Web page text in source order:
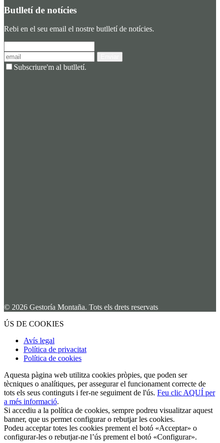
Butlletí de notícies
Rebi en el seu email el nostre butlletí de notícies.
Subscriure'm al butlletí.
© 2026 Gestoría Montaña. Tots els drets reservats
ÚS DE COOKIES
Avís legal
Política de privacitat
Política de cookies
Aquesta pàgina web utilitza cookies pròpies, que poden ser
tècniques o analítiques, per assegurar el funcionament correcte de
tots els seus continguts i fer-ne seguiment de l'ús. Feu clic AQUÍ per
a més informació.
Si accediu a la política de cookies, sempre podreu visualitzar aquest
banner, que us permet configurar o rebutjar les cookies.
Podeu acceptar totes les cookies prement el botó «Acceptar» o
configurar-les o rebutjar-ne l’ús prement el botó «Configurar».